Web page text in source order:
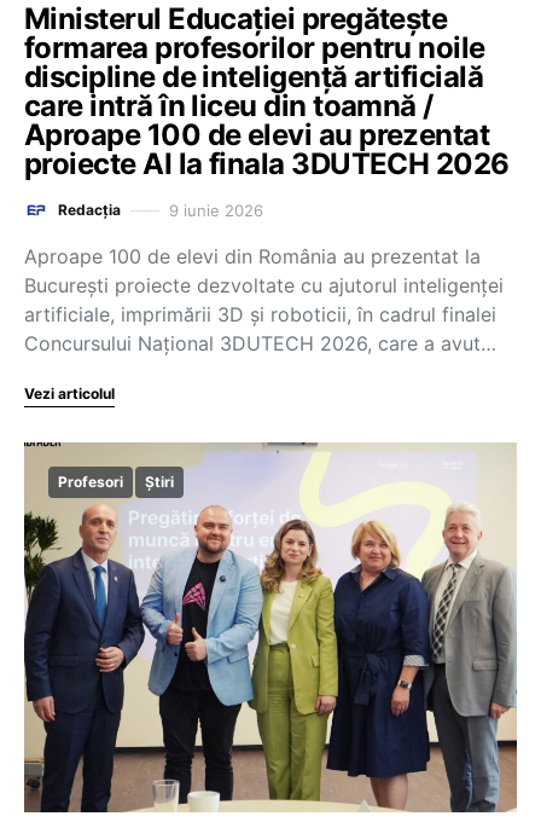
Ministerul Educației pregătește
formarea profesorilor pentru noile
discipline de inteligență artificială
care intră în liceu din toamnă /
Aproape 100 de elevi au prezentat
proiecte AI la finala 3DUTECH 2026
Redacția 9 iunie 2026
Aproape 100 de elevi din România au prezentat la
București proiecte dezvoltate cu ajutorul inteligenței
artificiale, imprimării 3D și roboticii, în cadrul finalei
Concursului Național 3DUTECH 2026, care a avut…
Vezi articolul
Profesori Știri